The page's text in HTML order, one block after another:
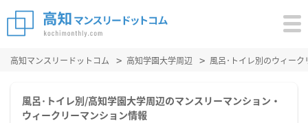
高知マンスリードットコム 高知学園大学周辺 風呂･トイレ別のウィー
風呂･トイレ別/高知学園大学周辺のマンスリーマンション・
ウィークリーマンション情報